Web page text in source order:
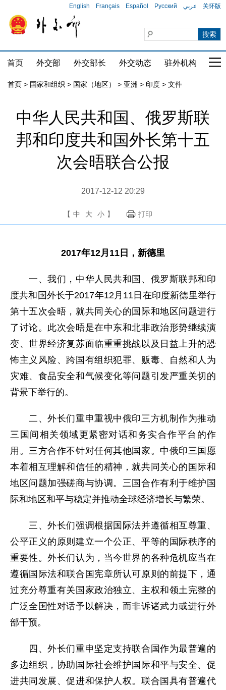
English Français Español Русский عربي 关怀版
首页 外交部 外交部长 外交动态 驻外机构 国
首页 > 国家和组织 > 国家（地区） > 亚洲 > 印度 > 文件
中华人民共和国、俄罗斯联
邦和印度共和国外长第十五
次会晤联合公报
2017-12-12 20:29
【 中 大 小 】 打印
2017年12月11日，新德里
一、我们，中华人民共和国、俄罗斯联邦和印
度共和国外长于2017年12月11日在印度新德里举行
第十五次会晤，就共同关心的国际和地区问题进行
了讨论。此次会晤是在中东和北非政治形势继续演
变、世界经济复苏面临重重挑战以及日益上升的恐
怖主义风险、跨国有组织犯罪、贩毒、自然和人为
灾难、食品安全和气候变化等问题引发严重关切的
背景下举行的。
二、外长们重申重视中俄印三方机制作为推动
三国间相关领域更紧密对话和务实合作平台的作
用。三方合作不针对任何其他国家。中俄印三国愿
本着相互理解和信任的精神，就共同关心的国际和
地区问题加强磋商与协调。三国合作有利于维护国
际和地区和平与稳定并推动全球经济增长与繁荣。
三、外长们强调根据国际法并遵循相互尊重、
公平正义的原则建立一个公正、平等的国际秩序的
重要性。外长们认为，当今世界的各种危机应当在
遵循国际法和联合国宪章所认可原则的前提下，通
过充分尊重有关国家政治独立、主权和领土完整的
广泛全国性对话予以解决，而非诉诸武力或进行外
部干预。
四、外长们重申坚定支持联合国作为最普遍的
多边组织，协助国际社会维护国际和平与安全、促
进共同发展、促进和保护人权。联合国具有普遍代